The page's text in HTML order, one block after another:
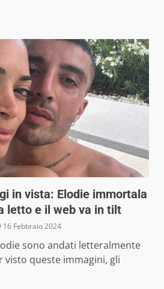
in vista: Elodie immortala
letto e il web va in tilt
16 Febbraio 2024
sono andati letteralmente
visto queste immagini, gli